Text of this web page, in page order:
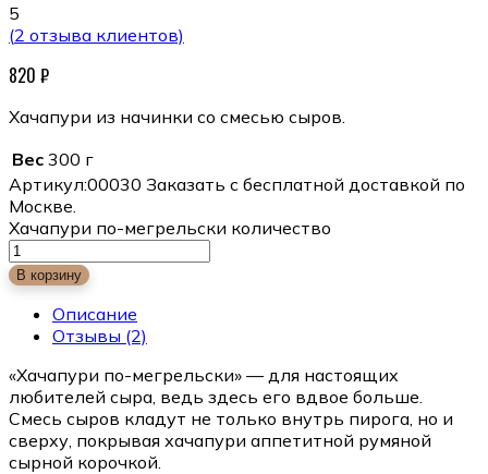
5
(2 отзыва клиентов)
820 ₽
Хачапури из начинки со смесью сыров.
Вес 300 г
Артикул:00030 Заказать с бесплатной доставкой по
Москве.
Хачапури по-мегрельски количество
В корзину
Описание
Отзывы (2)
«Хачапури по-мегрельски» — для настоящих
любителей сыра, ведь здесь его вдвое больше.
Смесь сыров кладут не только внутрь пирога, но и
сверху, покрывая хачапури аппетитной румяной
сырной корочкой.